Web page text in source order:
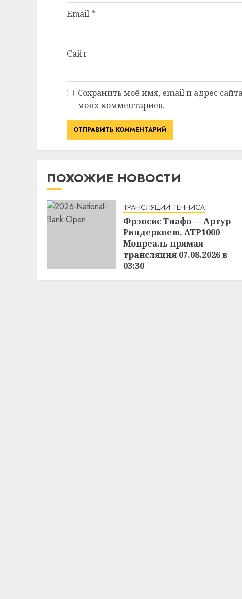
Email *
Сайт
Сохранить моё имя, email и адрес
моих комментариев.
ПОХОЖИЕ НОВОСТИ
ТРАНСЛЯЦИИ ТЕННИСА
Фрэнсис Тиафо — Артур
Риндеркнеш. ATP1000
Монреаль прямая
трансляция 07.08.2026 в
03:30
06.08.2026